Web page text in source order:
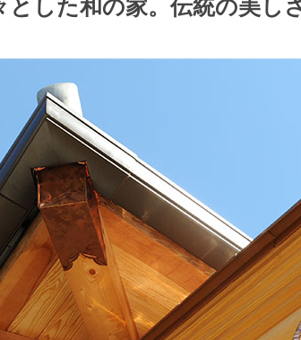
した和の家。伝統の美し